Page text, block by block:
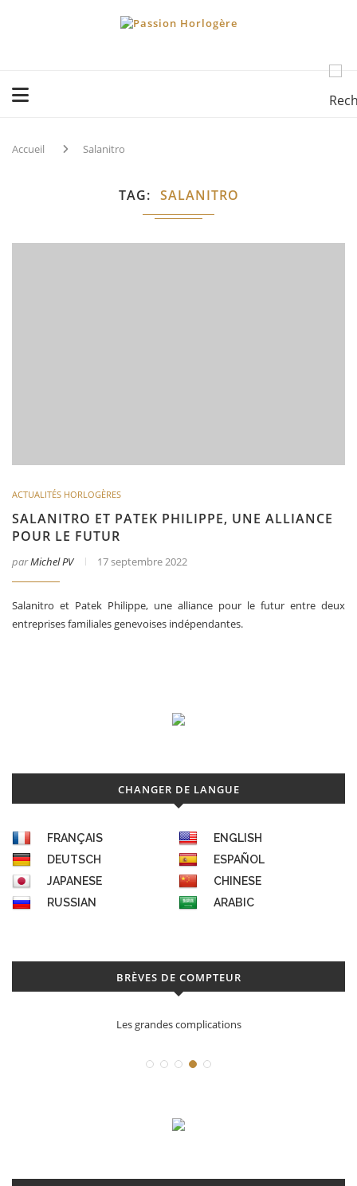
Accueil Salanitro
TAG SALANITRO
ACTUALITÉS HORLOGÈRES
SALANITRO ET PATEK PHILIPPE, UNE ALLIANCE
POUR LE FUTUR
parMichel PV 17 septembre 2022
Salanitro et Patek Philippe, une alliance pour le futur entre deux
entreprises familiales genevoises indépendantes.
CHANGER DE LANGUE
FRANÇAIS
ENGLISH
DEUTSCH
ESPAÑOL
JAPANESE
CHINESE
RUSSIAN
ARABIC
BRÈVES DE COMPTEUR
Les grandes complications